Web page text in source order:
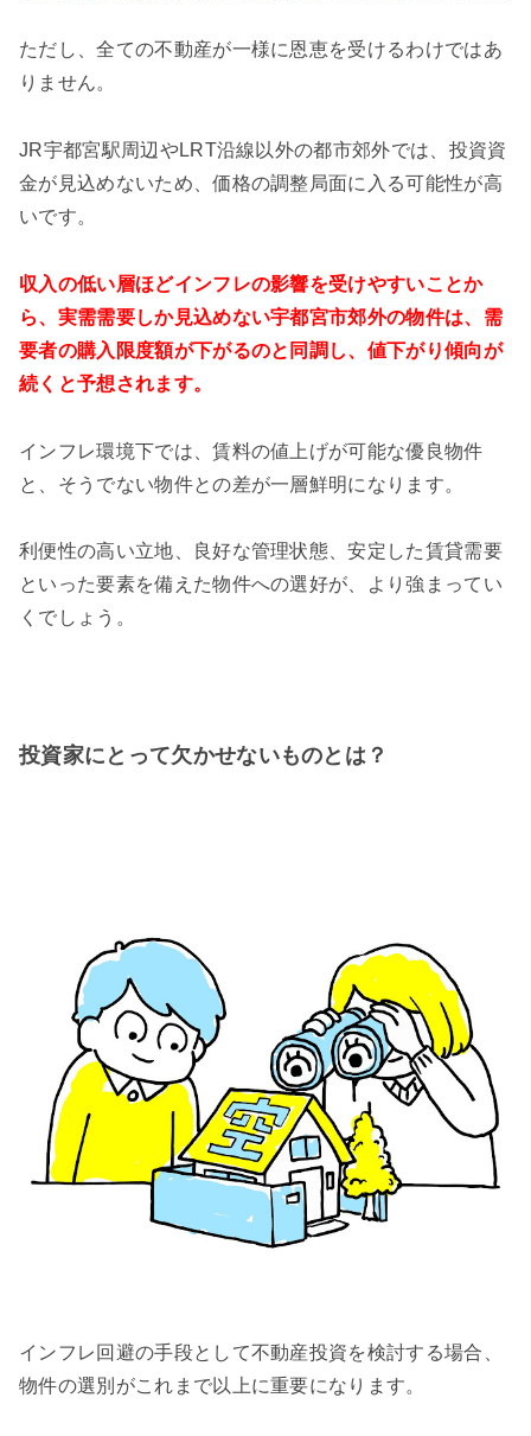
ただし、全ての不動産が一様に恩恵を受けるわけではあ
りません。
JR宇都宮駅周辺やLRT沿線以外の都市郊外では、投資資
金が見込めないため、価格の調整局面に入る可能性が高
いです。
収入の低い層ほどインフレの影響を受けやすいことか
ら、実需需要しか見込めない宇都宮市郊外の物件は、需
要者の購入限度額が下がるのと同調し、値下がり傾向が
続くと予想されます。
インフレ環境下では、賃料の値上げが可能な優良物件
と、そうでない物件との差が一層鮮明になります。
利便性の高い立地、良好な管理状態、安定した賃貸需要
といった要素を備えた物件への選好が、より強まってい
くでしょう。
投資家にとって欠かせないものとは？
インフレ回避の手段として不動産投資を検討する場合、
物件の選別がこれまで以上に重要になります。